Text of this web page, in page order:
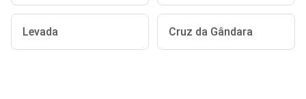
Levada Cruz da Gândara